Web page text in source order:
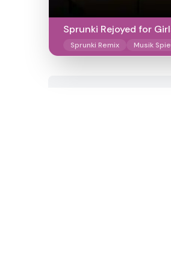
Sprunki Rejoyed for
Sprunki Remix Musik